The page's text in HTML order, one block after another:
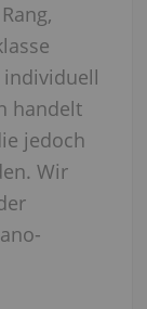
individuell
handelt
jedoch
Wir